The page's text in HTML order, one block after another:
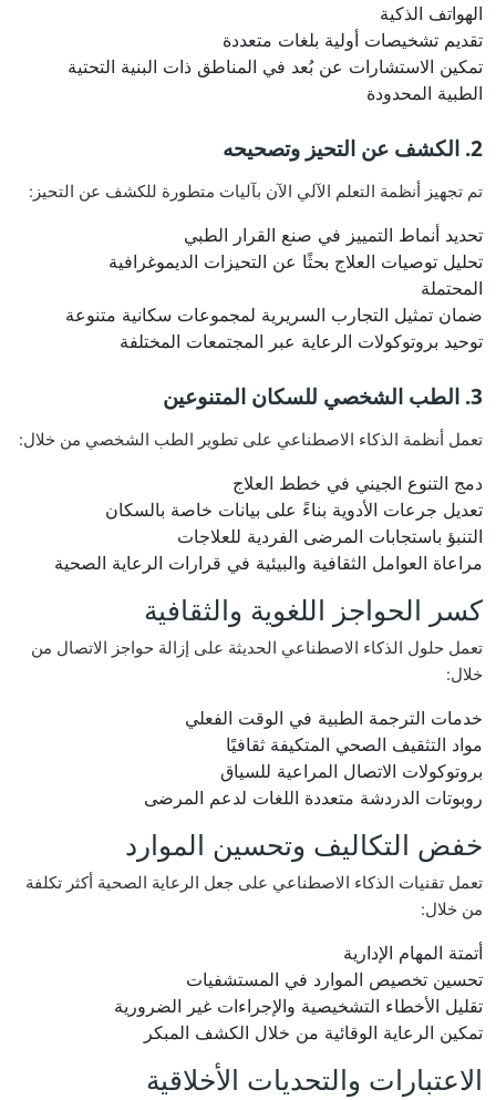
الهواتف الذكية
تقديم تشخيصات أولية بلغات متعددة
تمكين الاستشارات عن بُعد في المناطق ذات البنية التحتية
الطبية المحدودة
2. الكشف عن التحيز وتصحيحه
تم تجهيز أنظمة التعلم الآلي الآن بآليات متطورة للكشف عن التحيز:
تحديد أنماط التمييز في صنع القرار الطبي
تحليل توصيات العلاج بحثًا عن التحيزات الديموغرافية
المحتملة
ضمان تمثيل التجارب السريرية لمجموعات سكانية متنوعة
توحيد بروتوكولات الرعاية عبر المجتمعات المختلفة
3. الطب الشخصي للسكان المتنوعين
تعمل أنظمة الذكاء الاصطناعي على تطوير الطب الشخصي من خلال:
دمج التنوع الجيني في خطط العلاج
تعديل جرعات الأدوية بناءً على بيانات خاصة بالسكان
التنبؤ باستجابات المرضى الفردية للعلاجات
مراعاة العوامل الثقافية والبيئية في قرارات الرعاية الصحية
كسر الحواجز اللغوية والثقافية
تعمل حلول الذكاء الاصطناعي الحديثة على إزالة حواجز الاتصال من
خلال:
خدمات الترجمة الطبية في الوقت الفعلي
مواد التثقيف الصحي المتكيفة ثقافيًا
بروتوكولات الاتصال المراعية للسياق
روبوتات الدردشة متعددة اللغات لدعم المرضى
خفض التكاليف وتحسين الموارد
تعمل تقنيات الذكاء الاصطناعي على جعل الرعاية الصحية أكثر تكلفة
من خلال:
أتمتة المهام الإدارية
تحسين تخصيص الموارد في المستشفيات
تقليل الأخطاء التشخيصية والإجراءات غير الضرورية
تمكين الرعاية الوقائية من خلال الكشف المبكر
الاعتبارات والتحديات الأخلاقية